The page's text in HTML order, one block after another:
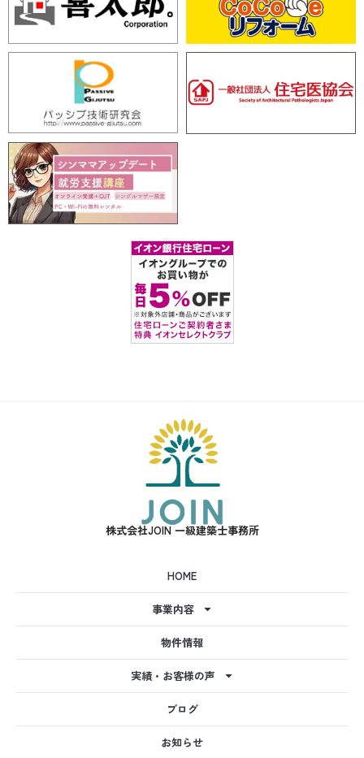
株式会社JOIN 一級建築士事務所
HOME
事業内容
物件情報
実績・お客様の声
ブログ
お知らせ